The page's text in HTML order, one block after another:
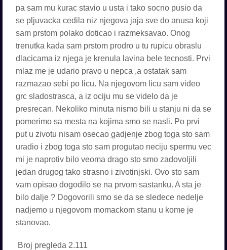
pa sam mu kurac stavio u usta i tako socno pusio da
se pljuvacka cedila niz njegova jaja sve do anusa koji
sam prstom polako doticao i razmeksavao. Onog
trenutka kada sam prstom prodro u tu rupicu obraslu
dlacicama iz njega je krenula lavina bele tecnosti. Prvi
mlaz me je udario pravo u nepca ,a ostatak sam
razmazao sebi po licu. Na njegovom licu sam video
grc sladostrasca, a iz ociju mu se videlo da je
presrecan. Nekoliko minuta nismo bili u stanju ni da se
pomerimo sa mesta na kojima smo se nasli. Po prvi
put u zivotu nisam osecao gadjenje zbog toga sto sam
uradio i zbog toga sto sam progutao neciju spermu vec
mi je naprotiv bilo veoma drago sto smo zadovoljili
jedan drugog tako strasno i zivotinjski. Ovo sto sam
vam opisao dogodilo se na prvom sastanku. A sta je
bilo dalje ? Dogovorili smo se da se sledece nedelje
nadjemo u njegovom momackom stanu u kome je
stanovao.
Broj pregleda 2.111